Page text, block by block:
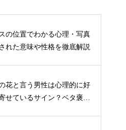
の位置でわかる心理・写真
れた意味や性格を徹底解説
花と言う男性は心理的に好
せているサイン？ベタ褒め